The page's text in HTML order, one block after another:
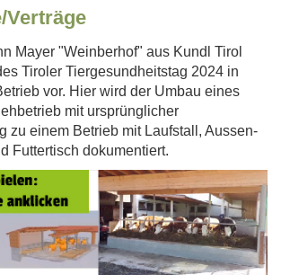
Verträge
Mayer "Weinberhof" aus Kundl Tirol
Tiroler Tiergesundheitstag 2024 in
vor. Hier wird der Umbau eines
mit ursprünglicher
zu einem Betrieb mit Laufstall, Aussen-
Futtertisch dokumentiert.